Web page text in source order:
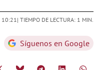
10:21 | TIEMPO DE LECTURA: 1 MIN.
Síguenos en Google